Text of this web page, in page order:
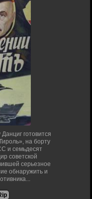
готовится
на борту
и семьдесят
советской
серьезное
обнаружить и